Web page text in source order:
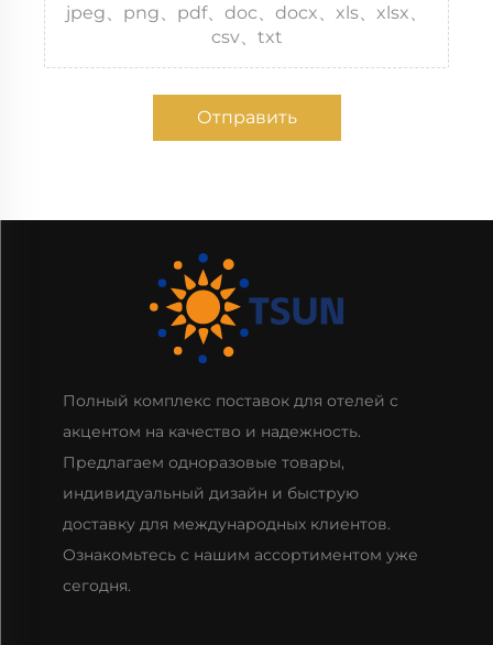
jpeg、png、pdf、doc、docx、xls、xlsx、
csv、txt
Отправить
Полный комплекс поставок для отелей с
акцентом на качество и надежность.
Предлагаем одноразовые товары,
индивидуальный дизайн и быструю
доставку для международных клиентов.
Ознакомьтесь с нашим ассортиментом уже
сегодня.